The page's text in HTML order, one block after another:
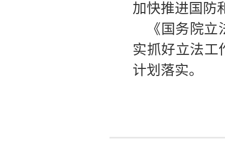
加快推进国防
《国务院
实抓好立法工
计划落实。